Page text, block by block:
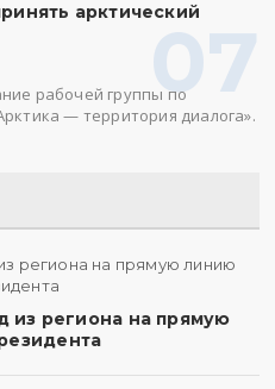
07
арктический
рабочей группы по
— территория диалога».
из региона на прямую